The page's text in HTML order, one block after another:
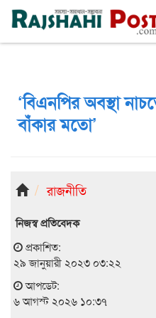
রাজশাহী বৃহঃস্পতিবার, ৬ই আগস্ট
‘বিএনপির অবস্থা
বাঁকার মতো’
রাজনীতি
নিজস্ব প্রতিবেদক
প্রকাশিত:
২৯ জানুয়ারী ২০২৩ ০৩:২২
আপডেট:
৬ আগস্ট ২০২৬ ১০:৩৭